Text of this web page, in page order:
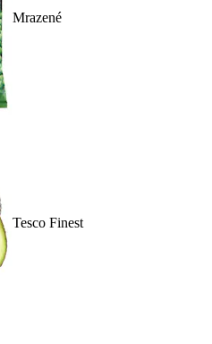
Mrazené
Tesco Finest